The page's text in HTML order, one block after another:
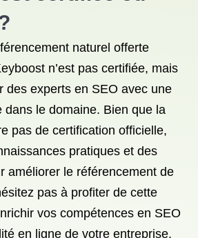
naturel offerte
n’est pas certifiée, mais
des experts en SEO avec une
dans le domaine. Bien que la
pas de certification officielle,
pratiques et des
améliorer le référencement de
pas à profiter de cette
vos compétences en SEO
en ligne de votre entreprise.